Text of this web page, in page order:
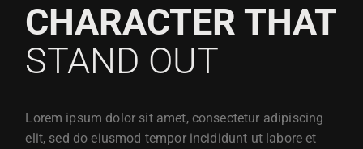
CHARACTER THAT
STAND OUT
Lorem ipsum dolor sit amet, consectetur adipiscing
elit, sed do eiusmod tempor incididunt ut labore et